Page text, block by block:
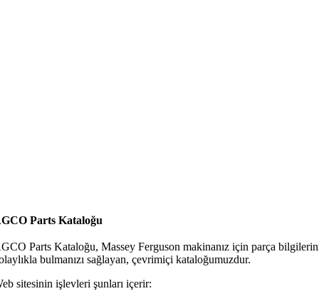
Parts Kataloğu
Parts Kataloğu, Massey Ferguson makinanız için parça
bulmanızı sağlayan, çevrimiçi kataloğumuzdur.
sitesinin işlevleri şunları içerir: